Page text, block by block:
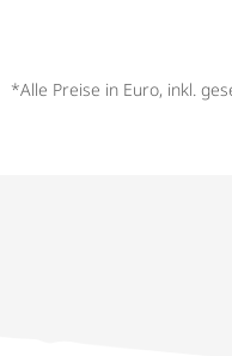
*Alle Preise in Euro, inkl.